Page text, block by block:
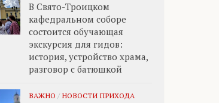
В Свято-Троицком
кафедральном соборе
состоится обучающая
экскурсия для гидов:
история, устройство храма,
разговор с батюшкой
ВАЖНО / НОВОСТИ ПРИХОДА